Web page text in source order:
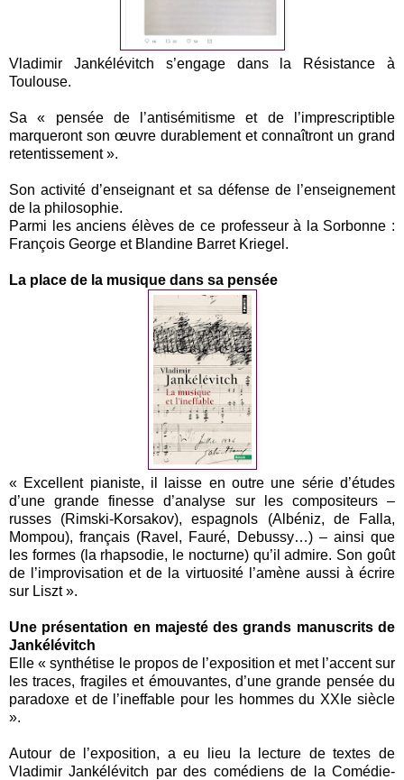
Vladimir Jankélévitch s’engage dans la Résistance à
Toulouse.
Sa « pensée de l’antisémitisme et de l’imprescriptible
marqueront son œuvre durablement et connaîtront un grand
retentissement ».
Son activité d’enseignant et sa défense de l’enseignement
de la philosophie.
Parmi les anciens élèves de ce professeur à la Sorbonne :
François George et Blandine Barret Kriegel.
La place de la musique dans sa pensée
« Excellent pianiste, il laisse en outre une série d’études
d’une grande finesse d’analyse sur les compositeurs –
russes (Rimski-Korsakov), espagnols (Albéniz, de Falla,
Mompou), français (Ravel, Fauré, Debussy…) – ainsi que
les formes (la rhapsodie, le nocturne) qu’il admire. Son goût
de l’improvisation et de la virtuosité l’amène aussi à écrire
sur Liszt ».
Une présentation en majesté des grands manuscrits de
Jankélévitch
Elle « synthétise le propos de l’exposition et met l’accent sur
les traces, fragiles et émouvantes, d’une grande pensée du
paradoxe et de l’ineffable pour les hommes du XXIe siècle
».
Autour de l’exposition, a eu lieu la lecture de textes de
Vladimir Jankélévitch par des comédiens de la Comédie-